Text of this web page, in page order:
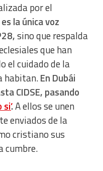
por el
la única voz
sino que respalda
que han
el cuidado de la
habitan.En Dubái
CIDSE, pasando
.A ellos se unen
enviados de la
cristiano sus
cumbre.